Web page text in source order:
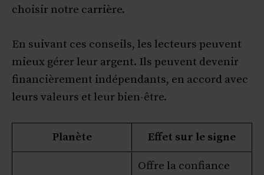
choisir notre carrière.
En suivant ces conseils, les lecteurs peuvent
mieux gérer leur argent. Ils peuvent devenir
financièrement indépendants, en accord avec
leurs valeurs et leur bien-être.
Planète Effet sur le signe
Offre la confiance